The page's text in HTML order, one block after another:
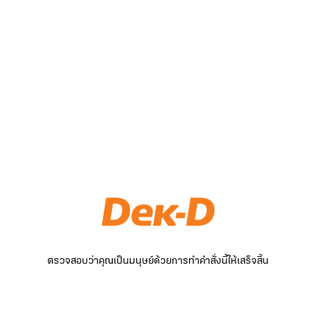
ตรวจสอบว่าคุณเป็นมนุษย์ด้วยการทำคำสั่งนี้ให้เสร็จสิ้น